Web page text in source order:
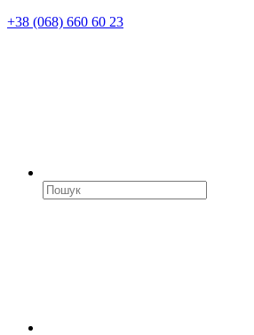
+38 (068) 660 60 23